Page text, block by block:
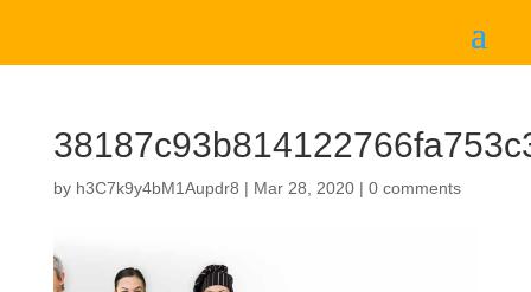
by h3C7k9y4bM1Aupdr8 | Mar 28, 2020| 0 comments